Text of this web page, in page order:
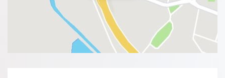
Dermatite